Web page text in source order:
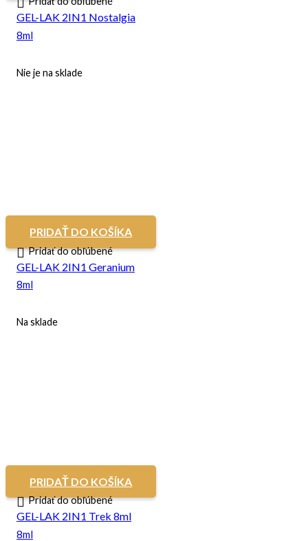
GEL-LAK 2IN1 Nostalgia
8ml
Nie je na sklade
PRIDAŤ DO KOŠÍKA
Pridať do obľúbené
GEL-LAK 2IN1 Geranium
8ml
Na sklade
PRIDAŤ DO KOŠÍKA
Pridať do obľúbené
GEL-LAK 2IN1 Trek 8ml
8ml